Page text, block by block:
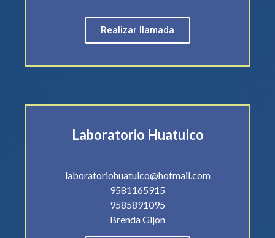
Realizar llamada
Laboratorio Huatulco
laboratoriohuatulco@hotmail.com
9581165915
9585891095
Brenda Gijon